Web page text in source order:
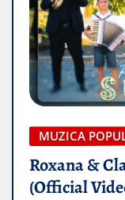
MUZICA
Roxana &
(Official